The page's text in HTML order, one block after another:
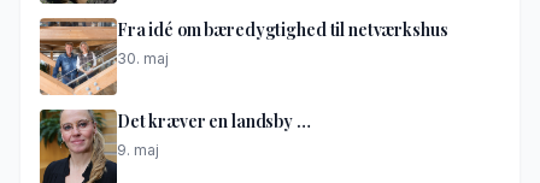
Fra idé om bæredygtighed til netværkshus
30. maj
Det kræver en landsby …
9. maj